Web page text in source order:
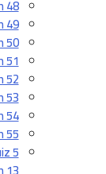
48
49
50
51
52
53
54
55
5